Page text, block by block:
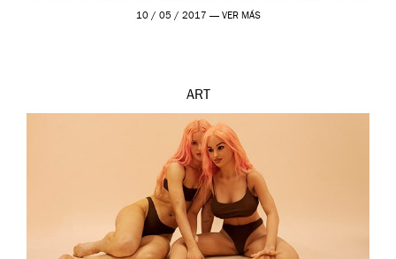
en una de las actuaciones más relevantes […]
10 / 05 / 2017 — VER MÁS
ART